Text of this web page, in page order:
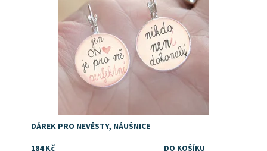
DÁREK PRO NEVĚSTY, NÁUŠNICE
184 Kč